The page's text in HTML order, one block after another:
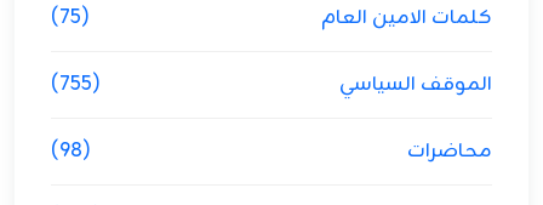
كلمات الامين العام (75)
الموقف السياسي (755)
محاضرات (98)